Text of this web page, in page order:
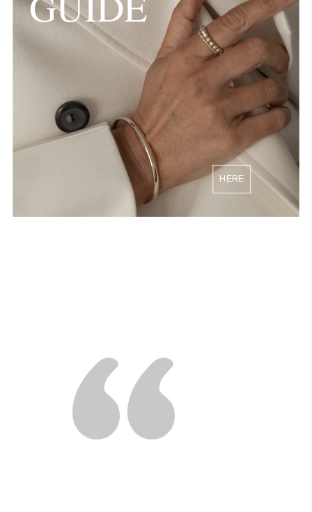
REVIEW
“Aynur nam eerst de tijd om me een beetje te leren kennen
om vervolgens te kijken wat bij mij en mijn stijl paste. Dat
maakte het heel persoonlijk, en dat zijn sieraden
natuurlijk ook. Ze dacht actief mee en probeerde veel met
me uit. Ik wilde graag nog met m’n nieuwe ringen op een
al vrij kort daarop geplande vakantie. Het is zelfs gelukt
om ze daarvoor al binnen te krijgen. Zat ik met mijn
nieuwe ring in Parijs te shinen, fantastisch! Ben dan ook
erg blij met m’n nieuwe aanwinsten.”
HERE